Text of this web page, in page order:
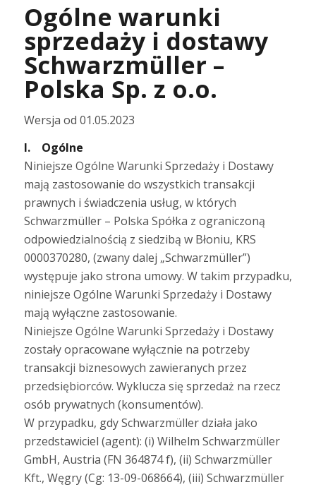
Ogólne warunki
sprzedaży i dostawy
Schwarzmüller –
Polska Sp. z o.o.
Wersja od 01.05.2023
I. Ogólne
Niniejsze Ogólne Warunki Sprzedaży i Dostawy
mają zastosowanie do wszystkich transakcji
prawnych i świadczenia usług, w których
Schwarzmüller – Polska Spółka z ograniczoną
odpowiedzialnością z siedzibą w Błoniu, KRS
0000370280, (zwany dalej „Schwarzmüller”)
występuje jako strona umowy. W takim przypadku,
niniejsze Ogólne Warunki Sprzedaży i Dostawy
mają wyłączne zastosowanie.
Niniejsze Ogólne Warunki Sprzedaży i Dostawy
zostały opracowane wyłącznie na potrzeby
transakcji biznesowych zawieranych przez
przedsiębiorców. Wyklucza się sprzedaż na rzecz
osób prywatnych (konsumentów).
W przypadku, gdy Schwarzmüller działa jako
przedstawiciel (agent): (i) Wilhelm Schwarzmüller
GmbH, Austria (FN 364874 f), (ii) Schwarzmüller
Kft., Węgry (Cg: 13-09-068664), (iii) Schwarzmüller